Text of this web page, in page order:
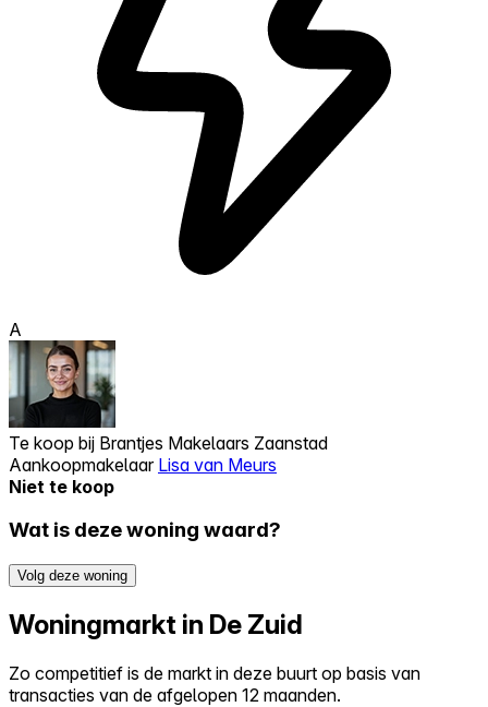
A
Te koop bij Brantjes Makelaars Zaanstad
Aankoopmakelaar Lisa van Meurs
Niet te koop
Wat is deze woning waard?
Volg deze woning
Woningmarkt in De Zuid
Zo competitief is de markt in deze buurt op basis van
transacties van de afgelopen 12 maanden.